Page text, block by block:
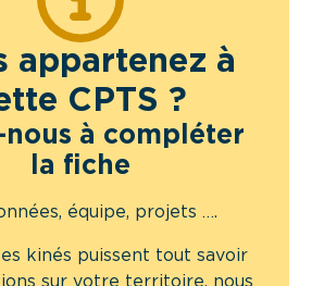
appartenez à
CPTS ?
à compléter
la fiche
équipe, projets ….
kinés puissent tout savoir
sur votre territoire, nous